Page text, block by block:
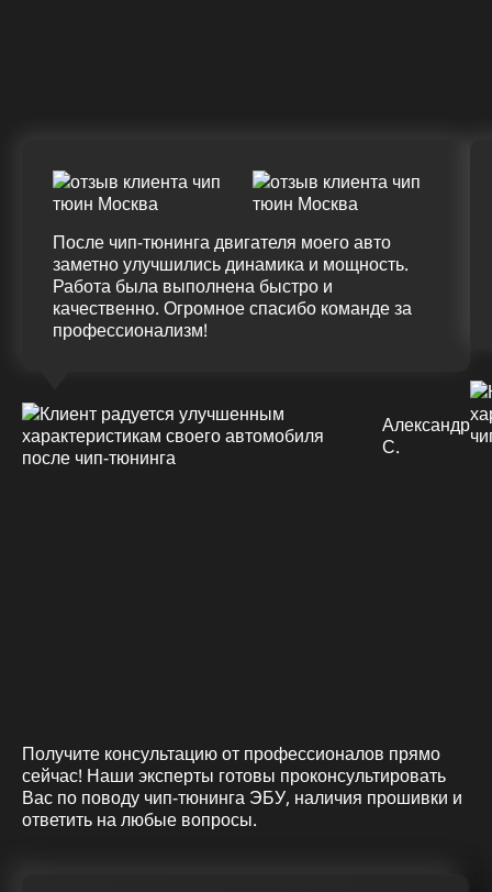
После чип-тюнинга двигателя моего авто
заметно улучшились динамика и мощность.
Работа была выполнена быстро и
качественно. Огромное спасибо команде за
профессионализм!
Александр
С.
Получите консультацию от профессионалов прямо
сейчас! Наши эксперты готовы проконсультировать
Вас по поводу чип-тюнинга ЭБУ, наличия прошивки и
ответить на любые вопросы.